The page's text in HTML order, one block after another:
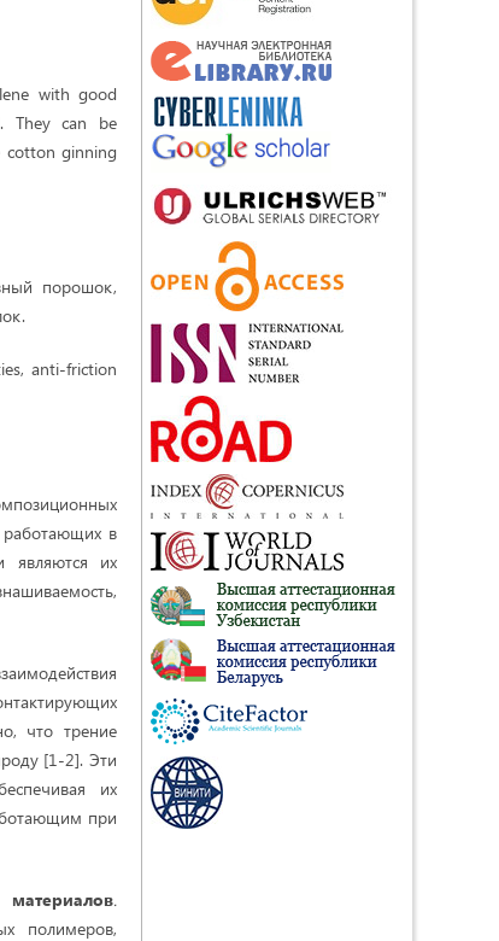
with good
They can be
cotton ginning
порошок,
anti-friction
в
являются их
что трение
[1-2]. Эти
их
при
.
полимеров,